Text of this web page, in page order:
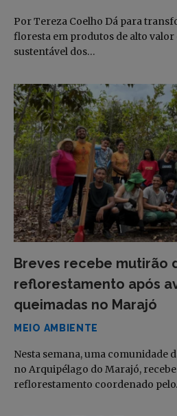
Por Tereza Coelho Dá para
floresta em produtos de alto
sustentável dos…
Breves recebe mutirão
reflorestamento após
queimadas no Marajó
MEIO AMBIENTE
Nesta semana, uma comunidade
no Arquipélago do Marajó,
reflorestamento coordenado